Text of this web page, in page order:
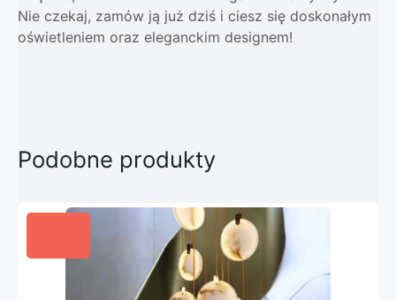
Nie czekaj, zamów ją już dziś i ciesz się doskonałym
oświetleniem oraz eleganckim designem!
Podobne produkty